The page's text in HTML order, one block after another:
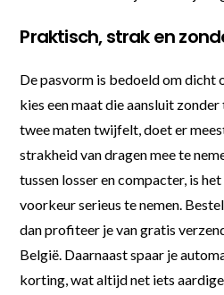
Praktisch, strak en
De pasvorm is bedoeld om dicht
kies een maat die aansluit
twee maten twijfelt, doet er
strakheid van dragen mee te
tussen losser en compacter, is
voorkeur serieus te nemen.
dan profiteer je van gratis
België. Daarnaast spaar je
korting, wat altijd net iets